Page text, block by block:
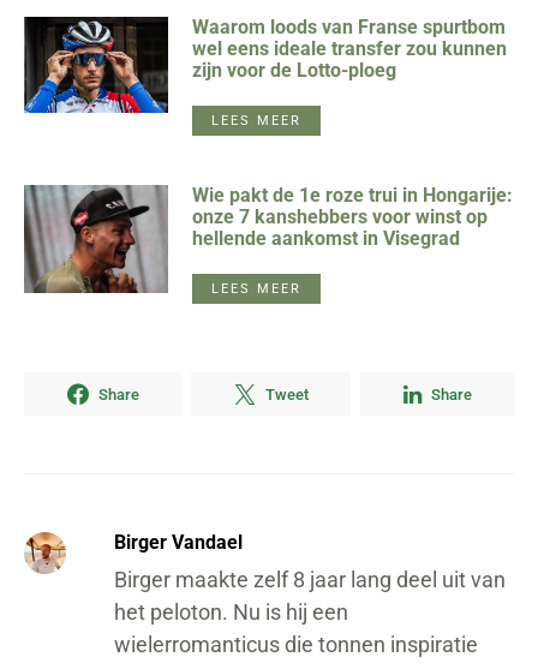
Waarom loods van Franse spurtbom
wel eens ideale transfer zou kunnen
zijn voor de Lotto-ploeg
LEES MEER
Wie pakt de 1e roze trui in Hongarije:
onze 7 kanshebbers voor winst op
hellende aankomst in Visegrad
LEES MEER
Share Tweet Share
Birger Vandael
Birger maakte zelf 8 jaar lang deel uit van
het peloton. Nu is hij een
wielerromanticus die tonnen inspiratie